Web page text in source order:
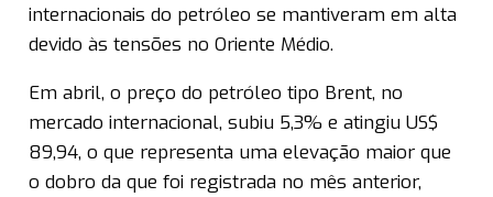
internacionais do petróleo se mantiveram em alta
devido às tensões no Oriente Médio.
Em abril, o preço do petróleo tipo Brent, no
mercado internacional, subiu 5,3% e atingiu US$
89,94, o que representa uma elevação maior que
o dobro da que foi registrada no mês anterior,